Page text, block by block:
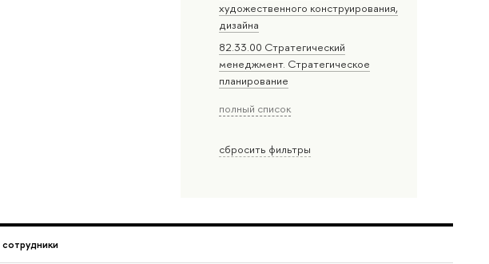
художественного конструирования,
дизайна
82.33.00 Стратегический
менеджмент. Стратегическое
планирование
полный список
сбросить фильтры